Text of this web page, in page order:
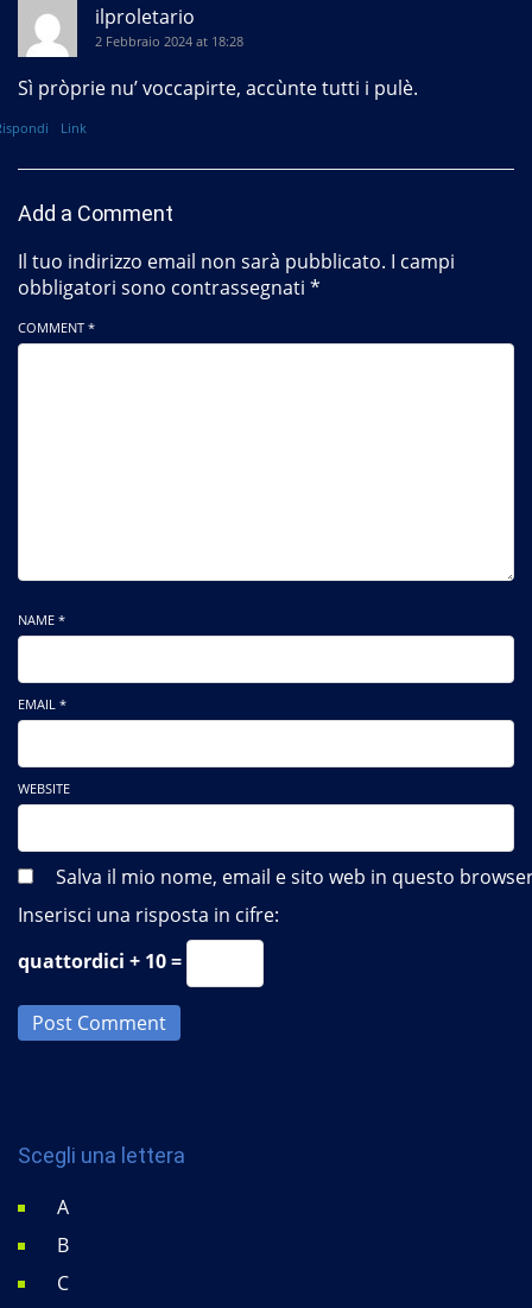
ilproletario
2 Febbraio 2024 at 18:28
Sì pròprie nu’ voccapirte, accùnte tutti i pulè.
Link
Add a Comment
Il tuo indirizzo email non sarà pubblicato. I campi
obbligatori sono contrassegnati *
COMMENT *
NAME *
EMAIL *
WEBSITE
Salva il mio nome, email e sito web in questo
Inserisci una risposta in cifre:
quattordici + 10 =
Post Comment
Scegli una lettera
A
B
C